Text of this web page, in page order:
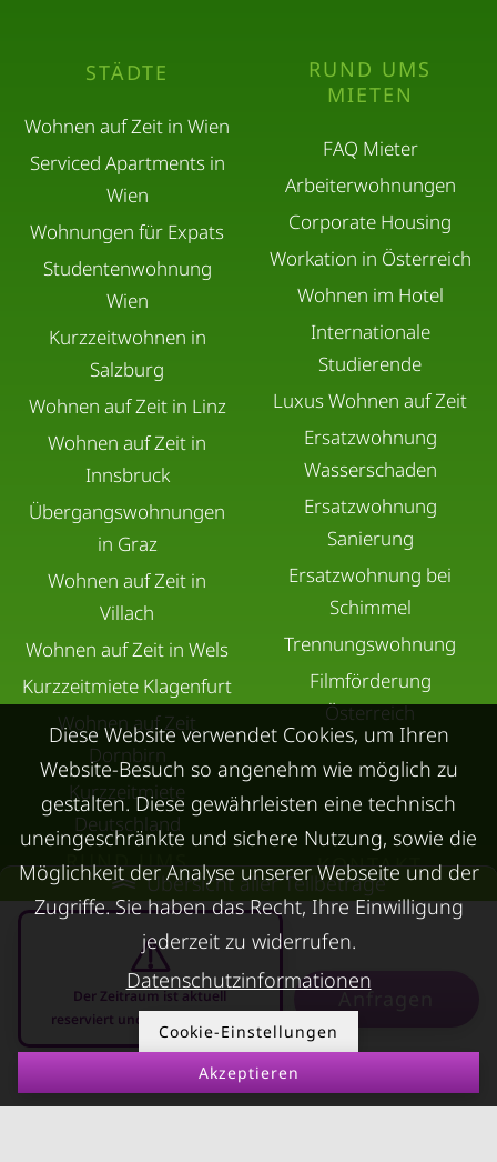
Übersicht aller Teilbeträge
Der Zeitraum ist aktuell
reserviert und nicht anfragbar
-
Anfragen
STÄDTE
Wohnen auf Zeit in Wien
Serviced Apartments in
Wien
Wohnungen für Expats
Studentenwohnung
Wien
Kurzzeitwohnen in
Salzburg
Wohnen auf Zeit in Linz
Wohnen auf Zeit in
Innsbruck
Übergangswohnungen
in Graz
Wohnen auf Zeit in
Villach
Wohnen auf Zeit in Wels
Kurzzeitmiete Klagenfurt
Wohnen auf Zeit
Dornbirn
Kurzzeitmiete
Deutschland
RUND UMS
MIETEN
FAQ Mieter
Arbeiterwohnungen
Corporate Housing
Workation in Österreich
Wohnen im Hotel
Internationale
Studierende
Luxus Wohnen auf Zeit
Ersatzwohnung
Wasserschaden
Ersatzwohnung
Sanierung
Ersatzwohnung bei
Schimmel
Trennungswohnung
Filmförderung
Österreich
RUND UMS
VERMIETEN
FAQ Vermieter
Immobilie vermieten
Leerstandsabgabe
Ferienwohnung
KONTAKT
Über Kurzzeitmiete
Impressum
Datenschutz
Diese Website verwendet Cookies, um Ihren
Website-Besuch so angenehm wie möglich zu
gestalten. Diese gewährleisten eine technisch
uneingeschränkte und sichere Nutzung, sowie die
Möglichkeit der Analyse unserer Webseite und der
Zugriffe. Sie haben das Recht, Ihre Einwilligung
jederzeit zu widerrufen.
Datenschutzinformationen
Cookie-Einstellungen
Akzeptieren